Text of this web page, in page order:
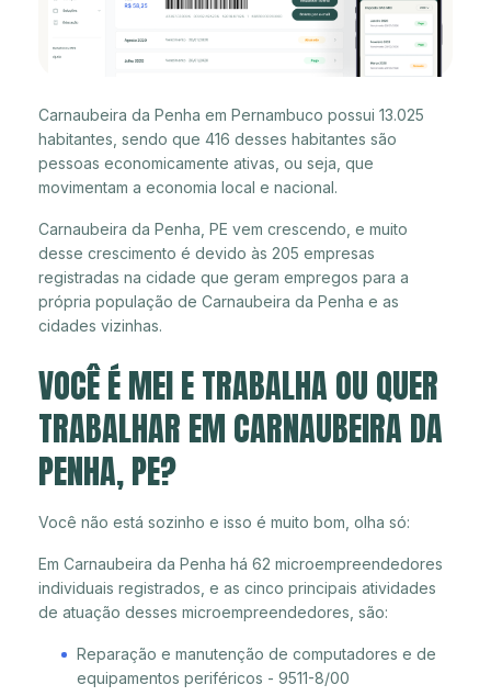
Carnaubeira da Penha em Pernambuco possui 13.025
habitantes, sendo que 416 desses habitantes são
pessoas economicamente ativas, ou seja, que
movimentam a economia local e nacional.
Carnaubeira da Penha, PE vem crescendo, e muito
desse crescimento é devido às 205 empresas
registradas na cidade que geram empregos para a
própria população de Carnaubeira da Penha e as
cidades vizinhas.
VOCÊ É MEI E TRABALHA OU QUER
TRABALHAR EM CARNAUBEIRA DA
PENHA, PE?
Você não está sozinho e isso é muito bom, olha só:
Em Carnaubeira da Penha há 62 microempreendedores
individuais registrados, e as cinco principais atividades
de atuação desses microempreendedores, são:
Reparação e manutenção de computadores e de
equipamentos periféricos - 9511-8/00